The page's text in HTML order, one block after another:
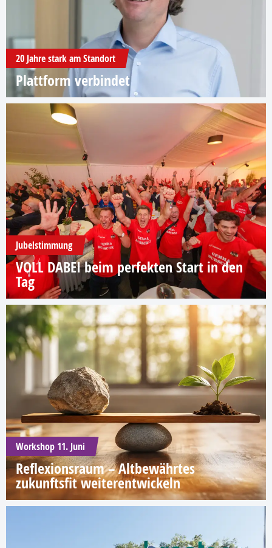
20 Jahre stark am Standort
Plattform verbindet
Jubelstimmung
VOLL DABEI beim perfekten Start in den
Tag
Workshop 11. Juni
Reflexionsraum – Altbewährtes
zukunftsfit weiterentwickeln